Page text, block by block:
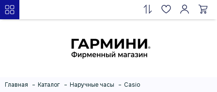
Главная Каталог Наручные часы Casio